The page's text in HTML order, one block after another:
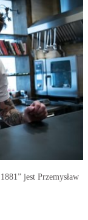
jest Przemysław